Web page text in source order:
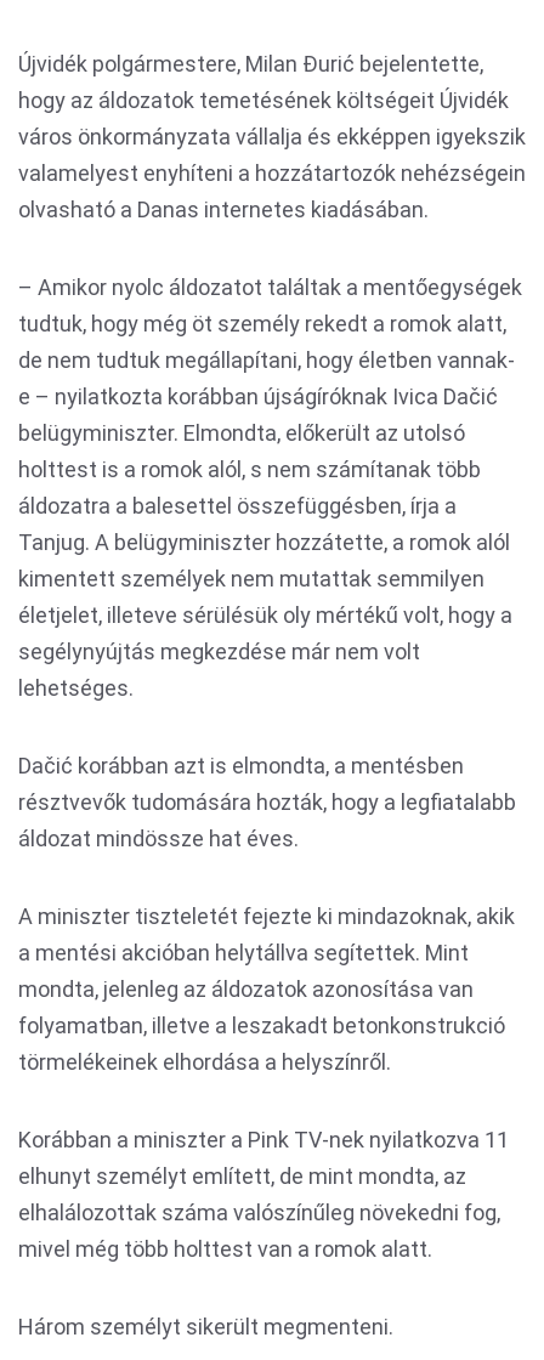
Újvidék polgármestere, Milan Đurić bejelentette,
hogy az áldozatok temetésének költségeit Újvidék
város önkormányzata vállalja és ekképpen igyekszik
valamelyest enyhíteni a hozzátartozók nehézségein
olvasható a Danas internetes kiadásában.
– Amikor nyolc áldozatot találtak a mentőegységek
tudtuk, hogy még öt személy rekedt a romok alatt,
de nem tudtuk megállapítani, hogy életben vannak-
e – nyilatkozta korábban újságíróknak Ivica Dačić
belügyminiszter. Elmondta, előkerült az utolsó
holttest is a romok alól, s nem számítanak több
áldozatra a balesettel összefüggésben, írja a
Tanjug. A belügyminiszter hozzátette, a romok alól
kimentett személyek nem mutattak semmilyen
életjelet, illeteve sérülésük oly mértékű volt, hogy a
segélynyújtás megkezdése már nem volt
lehetséges.
Dačić korábban azt is elmondta, a mentésben
résztvevők tudomására hozták, hogy a legfiatalabb
áldozat mindössze hat éves.
A miniszter tiszteletét fejezte ki mindazoknak, akik
a mentési akcióban helytállva segítettek. Mint
mondta, jelenleg az áldozatok azonosítása van
folyamatban, illetve a leszakadt betonkonstrukció
törmelékeinek elhordása a helyszínről.
Korábban a miniszter a Pink TV-nek nyilatkozva 11
elhunyt személyt említett, de mint mondta, az
elhalálozottak száma valószínűleg növekedni fog,
mivel még több holttest van a romok alatt.
Három személyt sikerült megmenteni.